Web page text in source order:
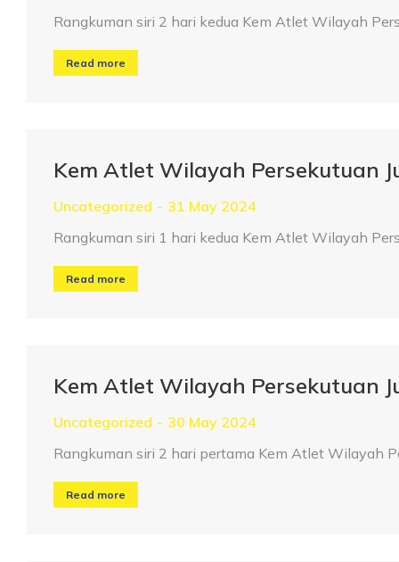
Rangkuman siri 2 hari kedua Kem Atlet Wilayah
Read more
Kem Atlet Wilayah Persekutuan
Uncategorized
31 May 2024
Rangkuman siri 1 hari kedua Kem Atlet Wilayah
Read more
Kem Atlet Wilayah Persekutuan
Uncategorized
30 May 2024
Rangkuman siri 2 hari pertama Kem Atlet Wilayah
Read more